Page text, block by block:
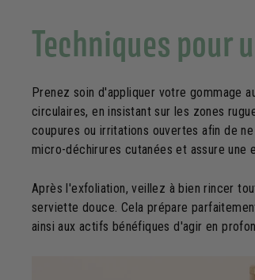
Techniques pour
Prenez soin d'appliquer votre gommage
circulaires, en insistant sur les zones
coupures ou irritations ouvertes afin de
micro-déchirures cutanées et assure
Après l'exfoliation, veillez à bien rincer
serviette douce. Cela prépare
ainsi aux actifs bénéfiques d'agir en